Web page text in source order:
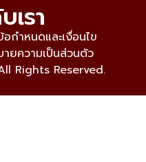
เรา
อกำหนดและเงื่อนไข
ายความเป็นส่วนตัว
Rights Reserved.